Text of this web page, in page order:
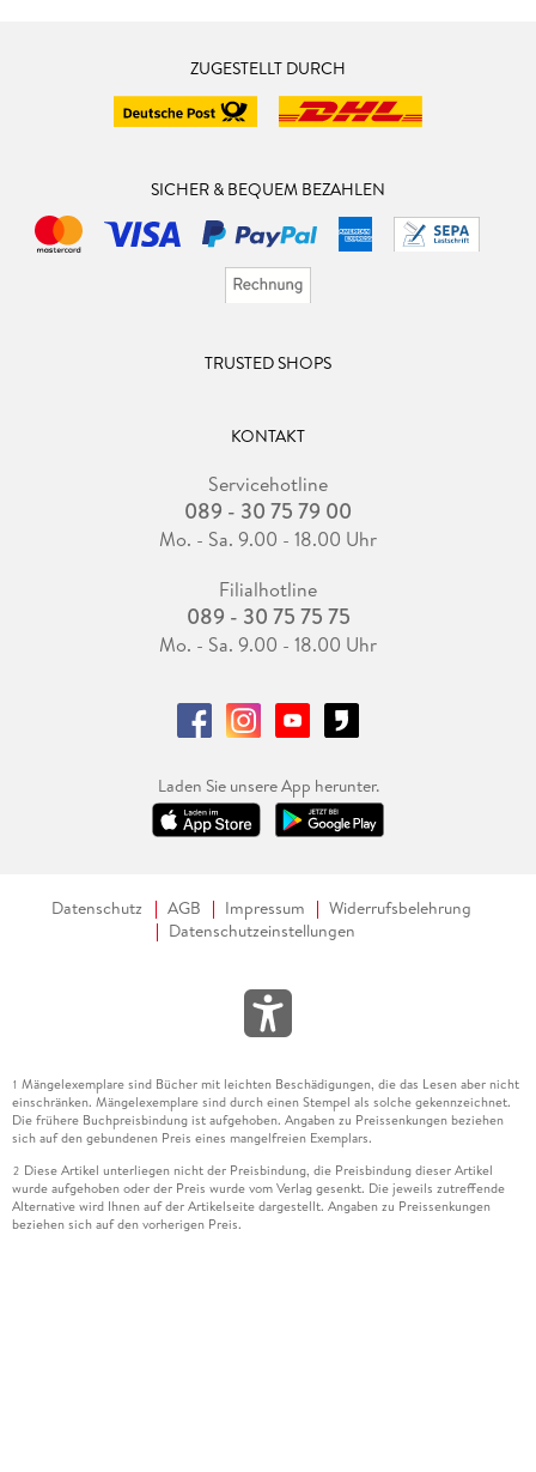
ZUGESTELLT DURCH
SICHER & BEQUEM BEZAHLEN
TRUSTED SHOPS
KONTAKT
Servicehotline
089 - 30 75 79 00
Mo. - Sa. 9.00 - 18.00 Uhr
Filialhotline
089 - 30 75 75 75
Mo. - Sa. 9.00 - 18.00 Uhr
Laden Sie unsere App herunter.
Datenschutz AGB Impressum
Widerrufsbelehrung
Datenschutzeinstellungen
1 Mängelexemplare sind Bücher mit leichten Beschädigungen, die das Lesen aber nicht
einschränken. Mängelexemplare sind durch einen Stempel als solche gekennzeichnet.
Die frühere Buchpreisbindung ist aufgehoben. Angaben zu Preissenkungen beziehen
sich auf den gebundenen Preis eines mangelfreien Exemplars.
2 Diese Artikel unterliegen nicht der Preisbindung, die Preisbindung dieser Artikel
wurde aufgehoben oder der Preis wurde vom Verlag gesenkt. Die jeweils zutreffende
Alternative wird Ihnen auf der Artikelseite dargestellt. Angaben zu Preissenkungen
beziehen sich auf den vorherigen Preis.